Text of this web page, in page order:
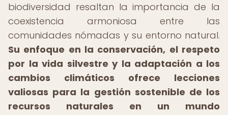
biodiversidad resaltan la importancia de la
coexistencia armoniosa entre las
comunidades nómadas y su entorno natural.
Su enfoque en la conservación, el respeto
por la vida silvestre y la adaptación a los
cambios climáticos ofrece lecciones
valiosas para la gestión sostenible de los
recursos naturales en un mundo